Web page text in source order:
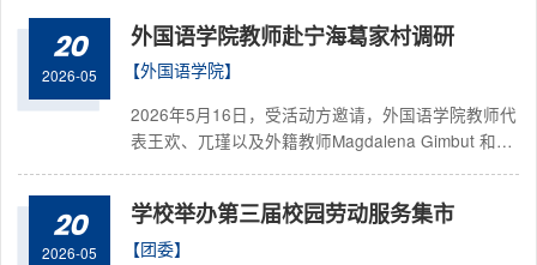
同学，用专业所长为白化病女孩楼天云搭建梦想舞
台，传递人间有爱的理念，生动诠释了设计人的责任
念。设计学院教师孙天晨在设计教工党支部与残联开
展共建活动时，经海曙区灿益公益服务中心的负责人
莫益民老师介绍安排，...
20
2026-05
外国语学院教师赴宁海葛家村调研
【外国语学院】
2026年5月16日，受活动方邀请，外国语学院教师代
表王欢、兀瑾以及外籍教师Magdalena Gimbut 和
里行”为主题的2026宁海（大佳何）文旅康养嘉年华
开幕式。外国语学院教工第一党支部自2025年4月与
20
2026-05
学校举办第三届校园劳动服务集市
【团委】